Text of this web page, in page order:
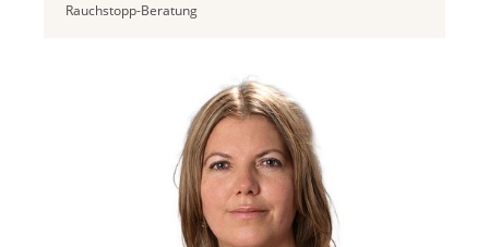
Rauchstopp-Beratung